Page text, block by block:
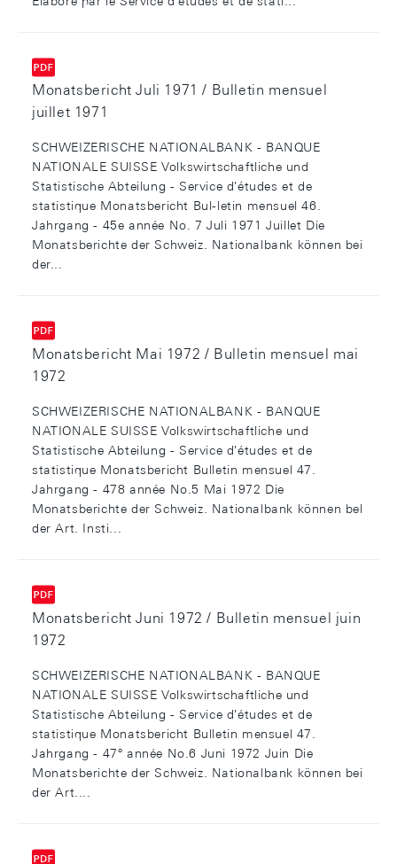
Monatsbericht Juli 1971 / Bulletin mensuel
juillet 1971
SCHWEIZERISCHE NATIONALBANK - BANQUE
NATIONALE SUISSE Volkswirtschaftliche und
Statistische Abteilung - Service d'études et de
statistique Monatsbericht Bul-letin mensuel 46.
Jahrgang - 45e année No. 7 Juli 1971 Juillet Die
Monatsberichte der Schweiz. Nationalbank können bei
der...
Monatsbericht Mai 1972 / Bulletin mensuel mai
1972
SCHWEIZERISCHE NATIONALBANK - BANQUE
NATIONALE SUISSE Volkswirtschaftliche und
Statistische Abteilung - Service d'études et de
statistique Monatsbericht Bulletin mensuel 47.
Jahrgang - 478 année No.5 Mai 1972 Die
Monatsberichte der Schweiz. Nationalbank können bel
der Art. Insti...
Monatsbericht Juni 1972 / Bulletin mensuel juin
1972
SCHWEIZERISCHE NATIONALBANK - BANQUE
NATIONALE SUISSE Volkswirtschaftliche und
Statistische Abteilung - Service d'études et de
statistique Monatsbericht Bulletin mensuel 47.
Jahrgang - 47° année No.6 Juni 1972 Juin Die
Monatsberichte der Schweiz. Nationalbank können bei
der Art....